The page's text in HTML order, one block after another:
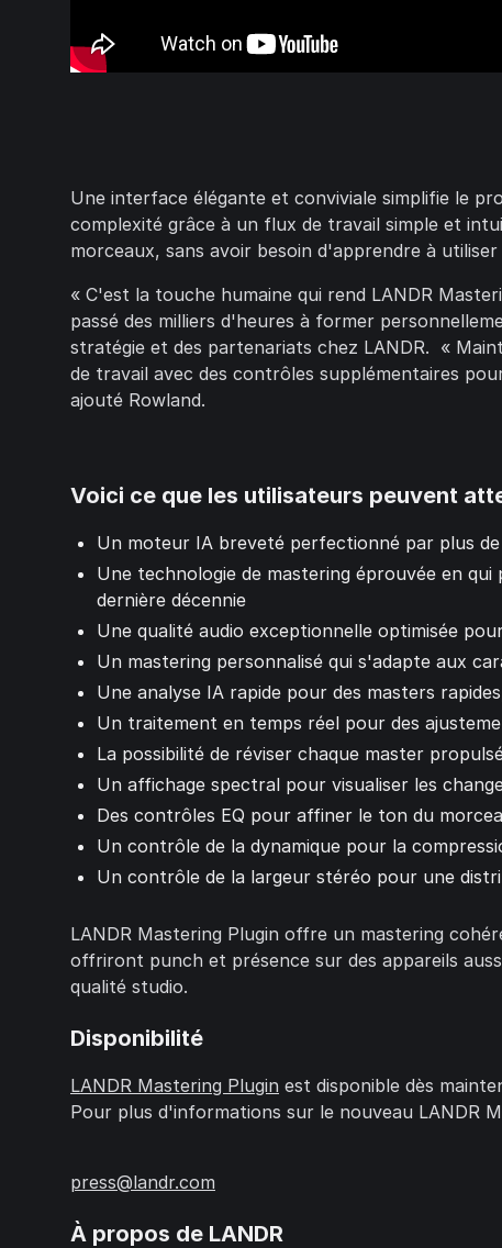
Une interface élégante et conviviale simplifie le
complexité grâce à un flux de travail simple et
morceaux, sans avoir besoin d'apprendre à
« C'est la touche humaine qui rend LANDR
passé des milliers d'heures à former
stratégie et des partenariats chez LANDR. «
de travail avec des contrôles supplémentaires
ajouté Rowland.
Voici ce que les utilisateurs peuvent
Un moteur IA breveté perfectionné par plus
Une technologie de mastering éprouvée en
dernière décennie
Une qualité audio exceptionnelle optimisée
Un mastering personnalisé qui s'adapte aux
Une analyse IA rapide pour des masters
Un traitement en temps réel pour des
La possibilité de réviser chaque master
Un affichage spectral pour visualiser les
Des contrôles EQ pour affiner le ton du
Un contrôle de la dynamique pour la
Un contrôle de la largeur stéréo pour une
LANDR Mastering Plugin offre un mastering
offriront punch et présence sur des appareils
qualité studio.
Disponibilité
LANDR Mastering Plugin est disponible dès
Pour plus d'informations sur le nouveau LANDR
press@landr.com
À propos de LANDR